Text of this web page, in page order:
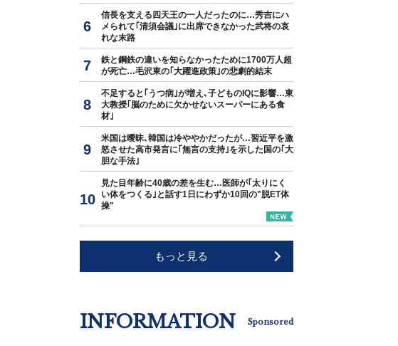
信長を支える四天王の一人だったのに…秀吉にハ
メられて｢清須会議｣に出席できなかった武将の哀
れな末路
鉄と鋼鉄の違いを知らなかったために1700万人超
が死亡…毛沢東の｢大躍進政策｣の悲劇的結末
不足すると｢うつ病｣が増え､子どものIQに影響…東
大教授｢脳のために欠かせないスーパーにある食
材｣
米国は曖昧､韓国は冷ややかだったが…習近平を激
怒させた高市発言に｢無言の支持｣を示した国の｢大
胆な手法｣
見た目年齢に40歳の差を生む…医師が｢太りにく
い体をつくる｣と話す1日にわずか10回の"脱ET体
操"
もっと見る
INFORMATION Sponsored